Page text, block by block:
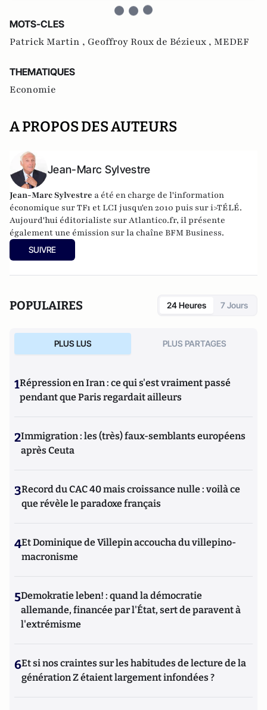
MOTS-CLES
Patrick Martin , Geoffroy Roux de Bézieux , MEDEF
THEMATIQUES
Economie
A PROPOS DES AUTEURS
Jean-Marc Sylvestre
Jean-Marc Sylvestre a été en charge de l'information
économique sur TF1 et LCI jusqu'en 2010 puis sur i>TÉLÉ.
Aujourd'hui éditorialiste sur Atlantico.fr, il présente
également une émission sur la chaîne BFM Business.
SUIVRE
POPULAIRES 24 Heures 7 Jours
PLUS LUS PLUS PARTAGES
1Répression en Iran : ce qui s'est vraiment passé
pendant que Paris regardait ailleurs
2Immigration : les (très) faux-semblants européens
après Ceuta
3Record du CAC 40 mais croissance nulle : voilà ce
que révèle le paradoxe français
4Et Dominique de Villepin accoucha du villepino-
macronisme
5Demokratie leben! : quand la démocratie
allemande, financée par l'État, sert de paravent à
l'extrémisme
6Et si nos craintes sur les habitudes de lecture de la
génération Z étaient largement infondées ?